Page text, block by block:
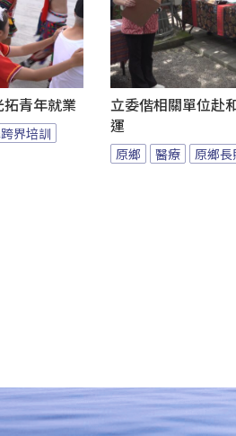
青年就業
界培訓
立委偕相關單位赴
運
原鄉 醫療 原鄉長